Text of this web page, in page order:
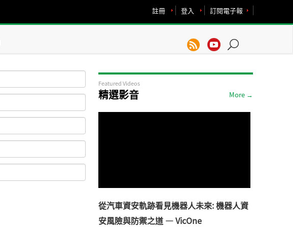
訂閱電子報
登入
註冊
Featured Videos
精選影音 More →
從汽車資安軌跡看見機器人未來: 機器人資
安風險與防禦之道 — VicOne